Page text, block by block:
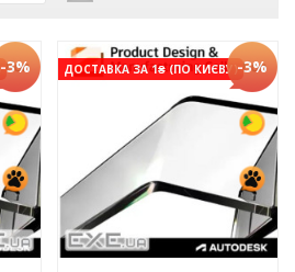
-3% ДОСТАВКА ЗА 1₴ (ПО КИЄВУ)-3%